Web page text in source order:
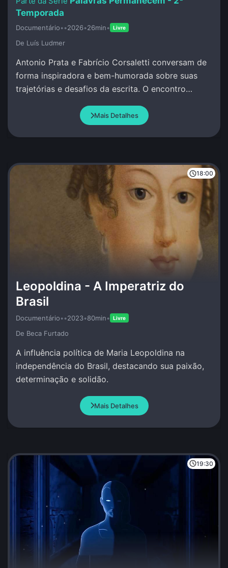
Temporada
Documentário••2026•26min• Livre
De Luí­s Ludmer
Antonio Prata e Fabrício Corsaletti conversam de
forma inspiradora e bem-humorada sobre suas
trajetórias e desafios da escrita. O encontro
Mais Detalhes
18:00
Leopoldina - A Imperatriz do
Brasil
Documentário••2023•80min• Livre
De Beca Furtado
A influência política de Maria Leopoldina na
independência do Brasil, destacando sua paixão,
determinação e solidão.
Mais Detalhes
19:30